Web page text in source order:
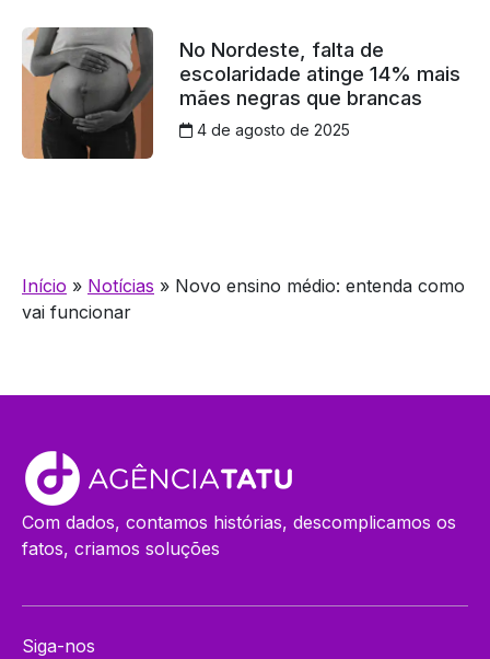
No Nordeste, falta de
escolaridade atinge 14% mais
mães negras que brancas
4 de agosto de 2025
Início » Notícias » Novo ensino médio: entenda como
vai funcionar
Com dados, contamos histórias, descomplicamos os
fatos, criamos soluções
Siga-nos